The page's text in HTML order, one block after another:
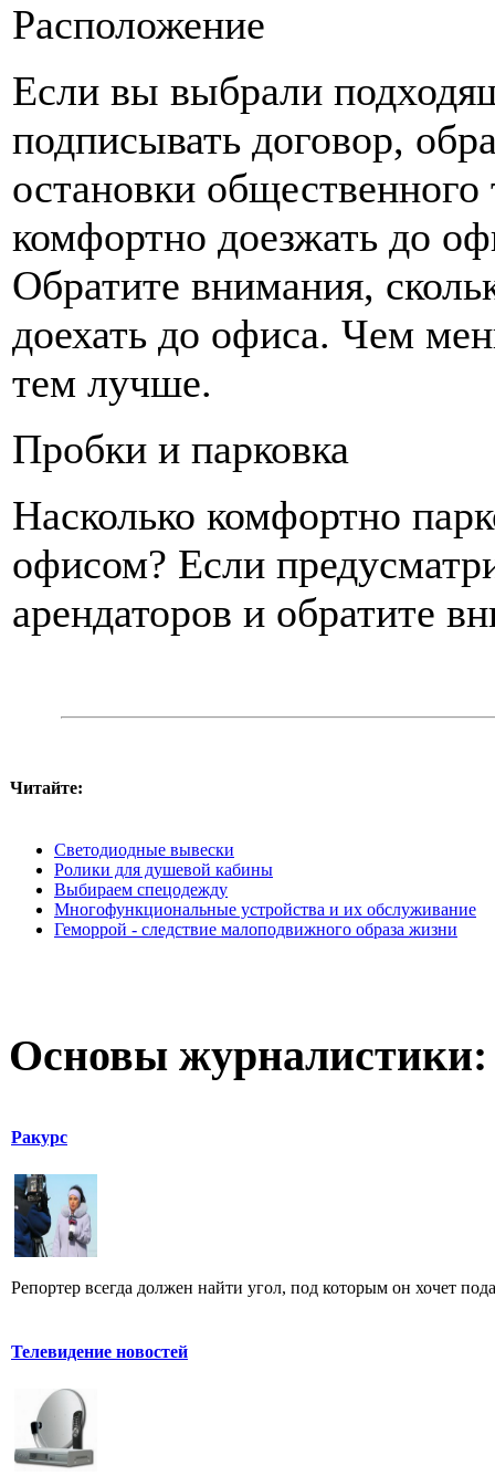
Расположение
Если вы выбрали
подписывать договор,
остановки общественного
комфортно доезжать до
Обратите внимания,
доехать до офиса. Чем
тем лучше.
Пробки и парковка
Насколько комфортно
офисом? Если
арендаторов и обратите
Читайте:
Светодиодные вывески
Ролики для душевой кабины
Выбираем спецодежду
Многофункциональные устройства и их обслуживание
Геморрой - следствие малоподвижного образа жизни
Основы журналистики:
Ракурс
Репортер всегда должен найти угол, под которым он хочет
Телевидение новостей